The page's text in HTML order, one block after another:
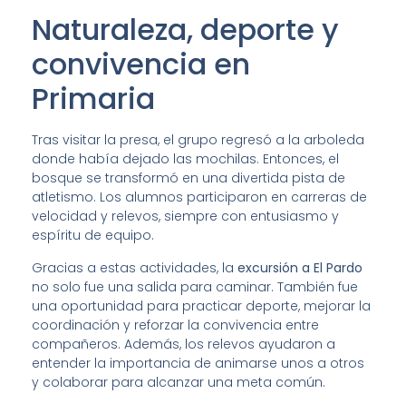
Naturaleza, deporte y
convivencia en
Primaria
Tras visitar la presa, el grupo regresó a la arboleda
donde había dejado las mochilas. Entonces, el
bosque se transformó en una divertida pista de
atletismo. Los alumnos participaron en carreras de
velocidad y relevos, siempre con entusiasmo y
espíritu de equipo.
Gracias a estas actividades, la excursión a El Pardo
no solo fue una salida para caminar. También fue
una oportunidad para practicar deporte, mejorar la
coordinación y reforzar la convivencia entre
compañeros. Además, los relevos ayudaron a
entender la importancia de animarse unos a otros
y colaborar para alcanzar una meta común.